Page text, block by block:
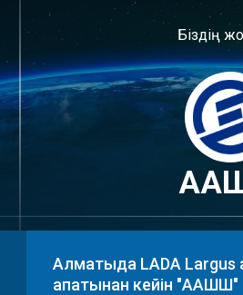
Біздің
Алматыда LADA Largus
апатынан кейін